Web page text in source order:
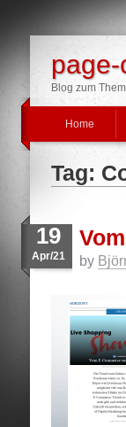
Blog zum
Home
Tag:
19
Apr/21 by